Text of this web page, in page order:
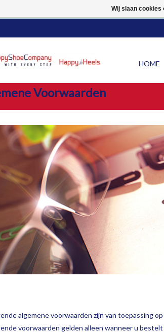
HOME
Voorwaarden
algemene voorwaarden zijn van toepassing
voorwaarden gelden alleen wanneer u
Wij slaan cookies
10%